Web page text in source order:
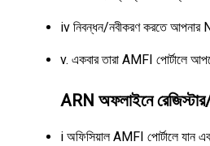
iv নিবন্ধন/নবীকরণ করতে আপনার
v. একবার তারা AMFI পোর্টালে
ARN অফলাইনে রেজিস্টার/
i অফিসিয়াল AMFI পোর্টালে যান